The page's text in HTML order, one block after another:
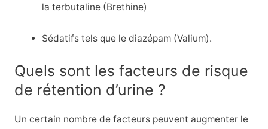
la terbutaline (Brethine)
Sédatifs tels que le diazépam (Valium).
Quels sont les facteurs de risque
de rétention d’urine ?
Un certain nombre de facteurs peuvent augmenter le